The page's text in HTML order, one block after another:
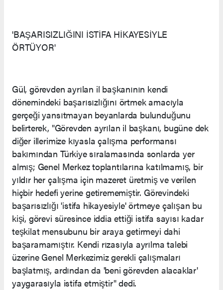
'BAŞARISIZLIĞINI İSTİFA HİKAYESİYLE
ÖRTÜYOR'
Gül, görevden ayrılan il başkanının kendi
dönemindeki başarısızlığını örtmek amacıyla
gerçeği yansıtmayan beyanlarda bulunduğunu
belirterek, "Görevden ayrılan il başkanı, bugüne dek
diğer illerimize kıyasla çalışma performansı
bakımından Türkiye sıralamasında sonlarda yer
almış; Genel Merkez toplantılarına katılmamış, bir
yıldır her çalışma için mazeret üretmiş ve verilen
hiçbir hedefi yerine getirememiştir. Görevindeki
başarısızlığı 'istifa hikayesiyle' örtmeye çalışan bu
kişi, görevi süresince iddia ettiği istifa sayısı kadar
teşkilat mensubunu bir araya getirmeyi dahi
başaramamıştır. Kendi rızasıyla ayrılma talebi
üzerine Genel Merkezimiz gerekli çalışmaları
başlatmış, ardından da 'beni görevden alacaklar'
yaygarasıyla istifa etmiştir" dedi.